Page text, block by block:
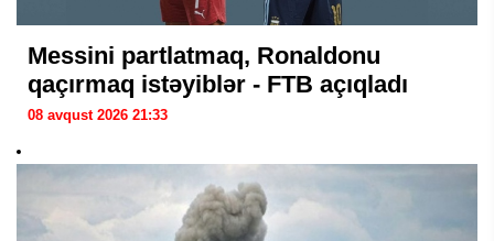
Messini partlatmaq, Ronaldonu
qaçırmaq istəyiblər - FTB açıqladı
08 avqust 2026 21:33